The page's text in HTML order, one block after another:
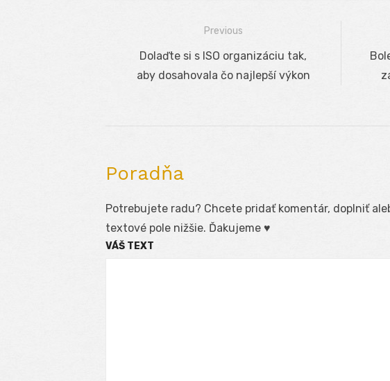
Navigácia
Previous
Previous
post:
Dolaďte si s ISO organizáciu tak,
aby dosahovala čo najlepší výkon
Poradňa
Potrebujete radu? Chcete pridať komentár, doplniť
textové pole nižšie. Ďakujeme ♥
VÁŠ TEXT